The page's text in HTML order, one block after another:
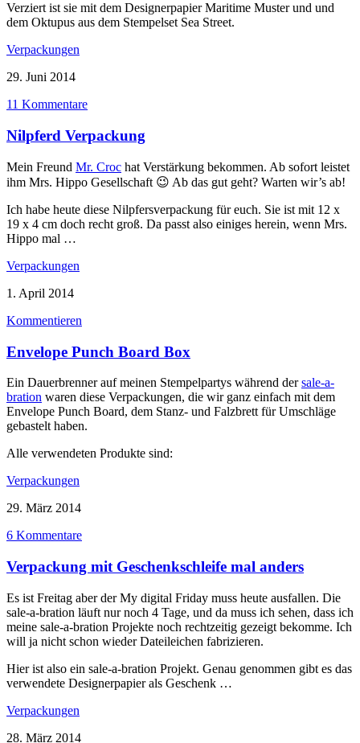
Verziert ist sie mit dem Designerpapier Maritime Muster und und
dem Oktupus aus dem Stempelset Sea Street.
Verpackungen
29. Juni 2014
11 Kommentare
Nilpferd Verpackung
Mein Freund Mr. Croc hat Verstärkung bekommen. Ab sofort leistet
ihm Mrs. Hippo Gesellschaft 😉 Ab das gut geht? Warten wir’s ab!
Ich habe heute diese Nilpfersverpackung für euch. Sie ist mit 12 x
19 x 4 cm doch recht groß. Da passt also einiges herein, wenn Mrs.
Hippo mal …
Verpackungen
1. April 2014
Kommentieren
Envelope Punch Board Box
Ein Dauerbrenner auf meinen Stempelpartys während dersale-a-
bration waren diese Verpackungen, die wir ganz einfach mit dem
Envelope Punch Board, dem Stanz- und Falzbrett für Umschläge
gebastelt haben.
Alle verwendeten Produkte sind:
Verpackungen
29. März 2014
6 Kommentare
Verpackung mit Geschenkschleife mal anders
Es ist Freitag aber der My digital Friday muss heute ausfallen. Die
sale-a-bration läuft nur noch 4 Tage, und da muss ich sehen, dass ich
meine sale-a-bration Projekte noch rechtzeitig gezeigt bekomme. Ich
will ja nicht schon wieder Dateileichen fabrizieren.
Hier ist also ein sale-a-bration Projekt. Genau genommen gibt es das
verwendete Designerpapier als Geschenk …
Verpackungen
28. März 2014